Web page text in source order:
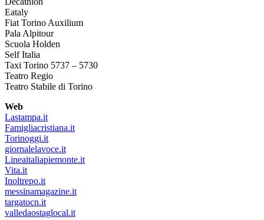
Eataly
Fiat Torino Auxilium
Pala Alpitour
Scuola Holden
Self Italia
Taxi Torino 5737 – 5730
Teatro Regio
Teatro Stabile di Torino
Web
Lastampa.it
Famigliacristiana.it
Torinoggi.it
giornalelavoce.it
Lineaitaliapiemonte.it
Vita.it
Inoltrepo.it
messinamagazine.it
targatocn.it
valledaostaglocal.it